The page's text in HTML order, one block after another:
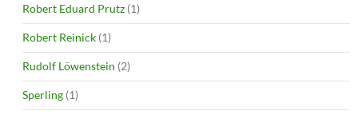
Robert Eduard Prutz (1)
Robert Reinick (1)
Rudolf Löwenstein (2)
Sperling (1)